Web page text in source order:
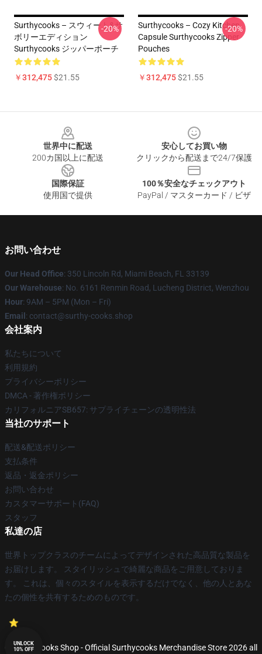
Surthycooks – スウィート&サ
ボリーエディション
Surthycooks ジッパーポーチ
￥312,475$21.55
-20%
Surthycooks – Cozy Kitchen
Capsule Surthycooks Zipper
Pouches
￥312,475$21.55
-20%
世界中に配送
200カ国以上に配送
安心してお買い物
クリックから配送まで24/7保護
国際保証
使用国で提供
100％安全なチェックアウト
PayPal / マスターカード / ビザ
お問い合わせ
Our Head Office: 350 Lincoln Rd, Miami Beach, FL 33139
Our Warehouse: No. 6161 Renmin Road, Lucheng District, Wenzhou
Hour: 9AM – 5PM (Mon – Fri)
Email : contact@surthy-cooks.shop
会社案内
私たちについて
利用規約
プライバシーポリシー
DMCA - 著作権ポリシー
カリフォルニアSB657: サプライチェーンの透明性法
当社のサポート
配送&配送ポリシー
支払条件
返品・返金ポリシー
お問い合わせ
カスタマーサポート(FAQ)
スタッフ
私達の店
世界トップクラスのチームによってデザインされた高品質な製品を
お届けします。 スタイリッシュで綺麗な商品をご用意しておりま
す。 これは、個々のスタイルを表示するだけでなく、他の人とあな
たの個性を共有するためのものです。
© Surthycooks Shop - Official Surthycooks Merchandise Store 2026 all
UNLOCK
10% OFF